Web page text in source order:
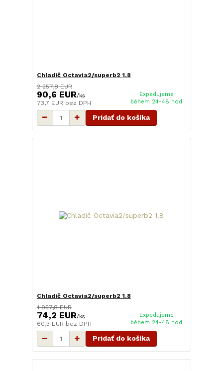
Chladič Octavia2/superb2 1.8
2 257,8 EUR
90,6 EUR/ks
73,7 EUR bez DPH
Expedujeme
během 24-48 hod
Pridať do košíka
Chladič Octavia2/superb2 1.8
1 957,8 EUR
74,2 EUR/ks
60,3 EUR bez DPH
Expedujeme
během 24-48 hod
Pridať do košíka